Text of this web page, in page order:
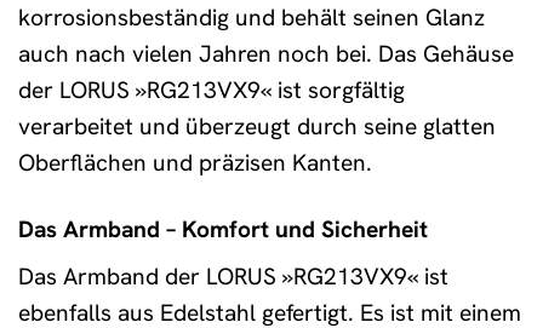
korrosionsbeständig und behält seinen Glanz
auch nach vielen Jahren noch bei. Das Gehäuse
der LORUS »RG213VX9« ist sorgfältig
verarbeitet und überzeugt durch seine glatten
Oberflächen und präzisen Kanten.
Das Armband – Komfort und Sicherheit
Das Armband der LORUS »RG213VX9« ist
ebenfalls aus Edelstahl gefertigt. Es ist mit einem